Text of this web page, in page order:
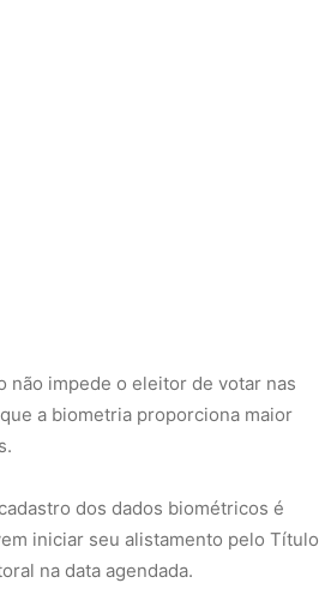
não impede o eleitor de votar nas
a biometria proporciona maior
dos dados biométricos é
iniciar seu alistamento pelo Título
na data agendada.